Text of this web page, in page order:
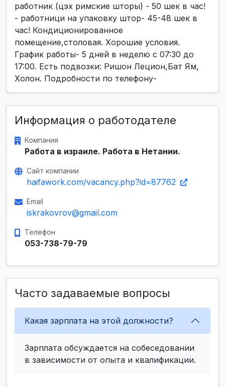
работник (цэх римские шторы) - 50 шек в час!
- работници на упаковку штор- 45-48 шек в
час! Кондиционированное
помещение,столовая. Хорошие условия.
График работы- 5 дней в неделю с 07:30 до
17:00. Есть подвозки: Ришон Лецион,Бат Ям,
Холон. Подробности по телефону-
Информация о работодателе
Компания
Работа в израиле. Работа в Нетании.
Сайт компании
haifawork.com/vacancy.php?id=87762
Email
iskrakovrov@gmail.com
Телефон
053-738-79-79
Часто задаваемые вопросы
Какая зарплата на этой должности?
Зарплата обсуждается на собеседовании
в зависимости от опыта и квалификации.